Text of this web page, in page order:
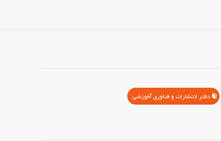
دفتر انتشارات و فناوری آموزشی